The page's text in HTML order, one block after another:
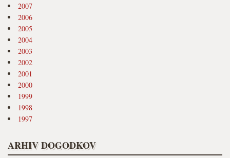
2007
2006
2005
2004
2003
2002
2001
2000
1999
1998
1997
ARHIV DOGODKOV